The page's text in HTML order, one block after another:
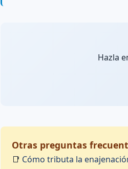
Hazla
Otras preguntas
📑 Cómo tributa la